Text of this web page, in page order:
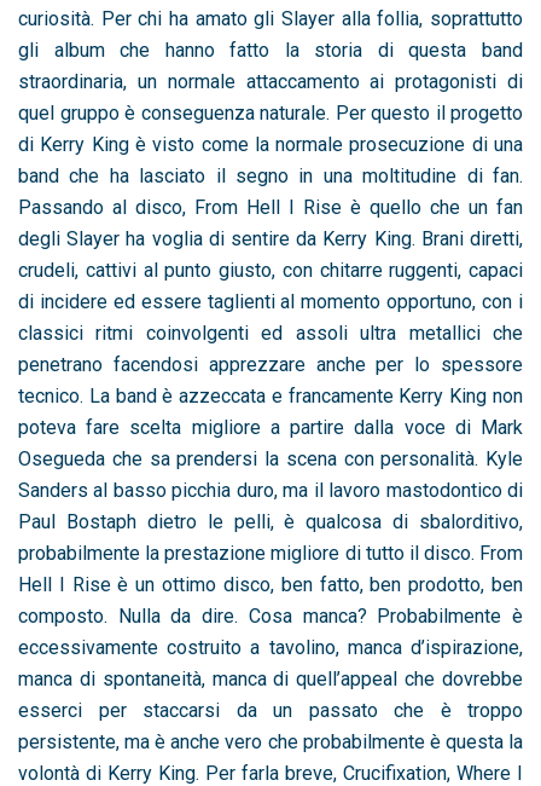
curiosità. Per chi ha amato gli Slayer alla follia, soprattutto
gli album che hanno fatto la storia di questa band
straordinaria, un normale attaccamento ai protagonisti di
quel gruppo è conseguenza naturale. Per questo il progetto
di Kerry King è visto come la normale prosecuzione di una
band che ha lasciato il segno in una moltitudine di fan.
Passando al disco, From Hell I Rise è quello che un fan
degli Slayer ha voglia di sentire da Kerry King. Brani diretti,
crudeli, cattivi al punto giusto, con chitarre ruggenti, capaci
di incidere ed essere taglienti al momento opportuno, con i
classici ritmi coinvolgenti ed assoli ultra metallici che
penetrano facendosi apprezzare anche per lo spessore
tecnico. La band è azzeccata e francamente Kerry King non
poteva fare scelta migliore a partire dalla voce di Mark
Osegueda che sa prendersi la scena con personalità. Kyle
Sanders al basso picchia duro, ma il lavoro mastodontico di
Paul Bostaph dietro le pelli, è qualcosa di sbalorditivo,
probabilmente la prestazione migliore di tutto il disco. From
Hell I Rise è un ottimo disco, ben fatto, ben prodotto, ben
composto. Nulla da dire. Cosa manca? Probabilmente è
eccessivamente costruito a tavolino, manca d’ispirazione,
manca di spontaneità, manca di quell’appeal che dovrebbe
esserci per staccarsi da un passato che è troppo
persistente, ma è anche vero che probabilmente è questa la
volontà di Kerry King. Per farla breve, Crucifixation, Where I